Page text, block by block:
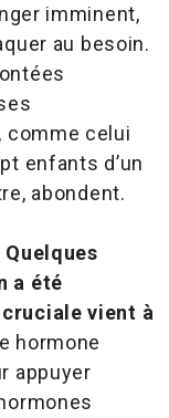
imminent,
au besoin.
comme celui
enfants d’un
abondent.
Quelques
a été
vient à
hormone
appuyer